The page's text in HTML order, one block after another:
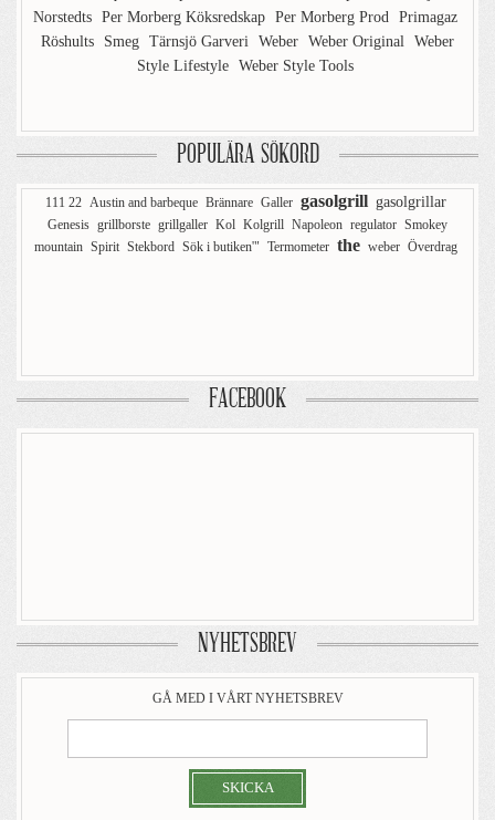
Norstedts Per Morberg Köksredskap Per Morberg Prod Primagaz
Röshults
Smeg Tärnsjö Garveri Weber Weber Original Weber
Style Lifestyle Weber Style Tools
POPULÄRA SÖKORD
111 22 Austin and barbeque Brännare Galler gasolgrill gasolgrillar
Genesis grillborste grillgaller Kol Kolgrill Napoleon regulator Smokey
mountain Spirit Stekbord Sök i butiken'" Termometer the weber Överdrag
FACEBOOK
NYHETSBREV
GÅ MED I VÅRT NYHETSBREV
SKICKA